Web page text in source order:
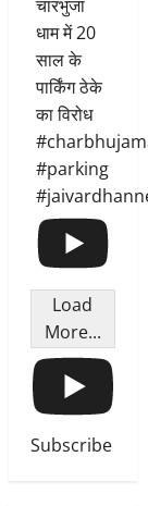
चारभुजा
धाम में 20
साल के
पार्किंग ठेके
का विरोध
#parking
Load
More...
Subscribe